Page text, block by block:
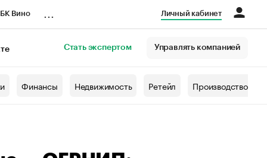
Вино Личный кабинет
Стать экспертом Управлять компанией
Финансы Недвижимость Ретейл Производство